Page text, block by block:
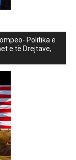
Politika e
e të Drejtave,